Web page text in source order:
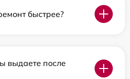
быстрее?
выдаете после